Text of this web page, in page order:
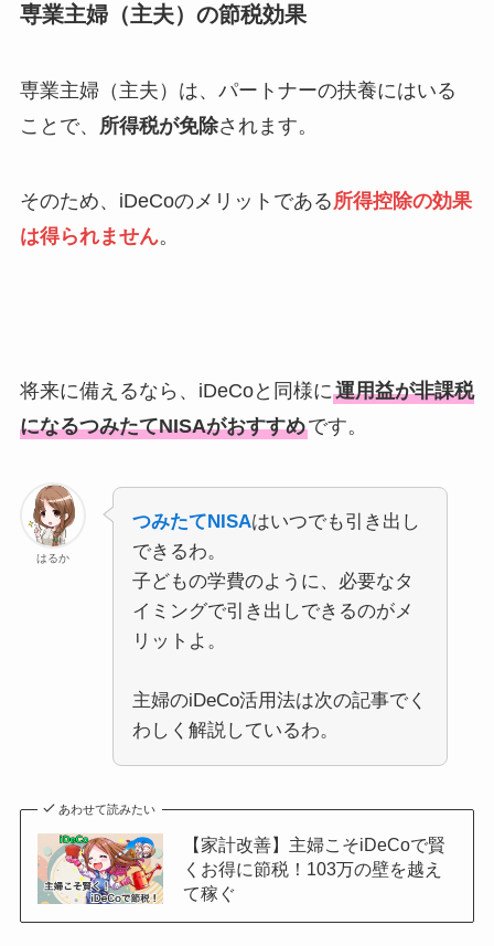
専業主婦（主夫）の節税効果
専業主婦（主夫）は、パートナーの扶養にはいる
ことで、 所得税が免除されます。
そのため、iDeCoのメリットである所得控除の効果
は得られません。
将来に備えるなら、iDeCoと同様に運用益が非課税
になるつみたてNISAがおすすめです。
はるか
つみたてNISAはいつでも引き出し
できるわ。
子どもの学費のように、必要なタ
イミングで引き出しできるのがメ
リットよ。
主婦のiDeCo活用法は次の記事でく
わしく解説しているわ。
あわせて読みたい
【家計改善】主婦こそiDeCoで賢
くお得に節税！103万の壁を越え
て稼ぐ